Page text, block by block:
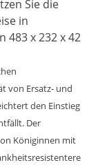
Sie die
in
483 x 232 x 42
von Ersatz- und
den Einstieg
Der
Königinnen mit